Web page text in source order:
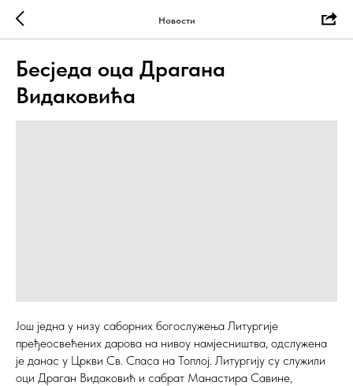
Новости
Бесједа оца Драгана
Видаковића
Још једна у низу саборних богослужења Литургије
пређеосвећених дарова на нивоу намјесништва, одслужена
је данас у Цркви Св. Спаса на Топлој. Литургију су служили
оци Драган Видаковић и сабрат Манастира Савине,